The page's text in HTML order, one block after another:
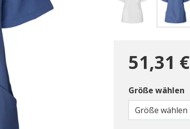
51,31 €
Größe wählen
Größe wählen